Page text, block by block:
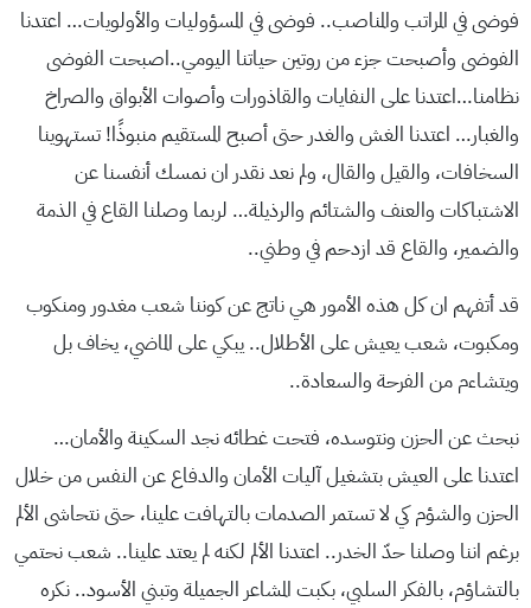
فوضى في المراتب والمناصب.. فوضى في المسؤوليات والأولويات… اعتدنا
الفوضى وأصبحت جزء من روتين حياتنا اليومي..اصبحت الفوضى
نظامنا…اعتدنا على النفايات والقاذورات وأصوات الأبواق والصراخ
والغبار… اعتدنا الغش والغدر حتى أصبح المستقيم منبوذًا! تستهوينا
السخافات، والقيل والقال، ولم نعد نقدر ان نمسك أنفسنا عن
الاشتباكات والعنف والشتائم والرذيلة… لربما وصلنا القاع في الذمة
والضمير، والقاع قد ازدحم في وطني..
قد أتفهم ان كل هذه الأمور هي ناتج عن كوننا شعب مغدور ومنكوب
ومكبوت، شعب يعيش على الأطلال.. يبكي على الماضي، يخاف بل
ويتشاءم من الفرحة والسعادة..
نبحث عن الحزن ونتوسده، فتحت غطائه نجد السكينة والأمان…
اعتدنا على العيش بتشغيل آليات الأمان والدفاع عن النفس من خلال
الحزن والشؤم كي لا تستمر الصدمات بالتهافت علينا، حتى نتحاشى الألم
برغم اننا وصلنا حدّ الخدر.. اعتدنا الألم لكنه لم يعتد علينا.. شعب نحتمي
بالتشاؤم، بالفكر السلبي، بكبت المشاعر الجميلة وتبني الأسود.. نكره